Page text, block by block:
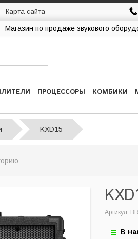
Карта сайта
Магазин по продаже звукового
ПРОЦЕССОРЫ КОМБИКИ
KXD15
Артикул:
В